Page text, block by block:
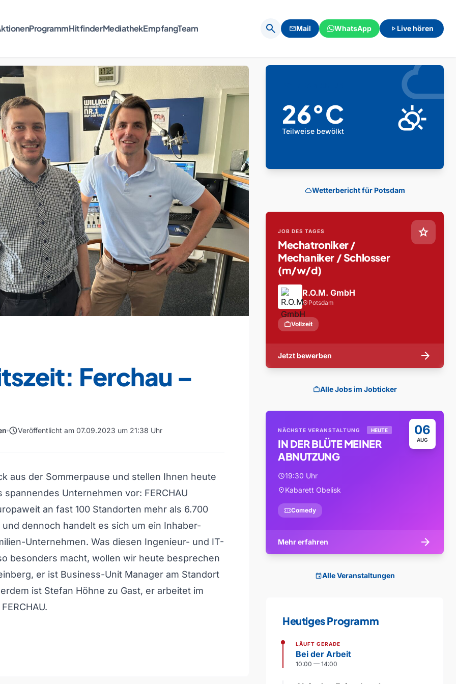
ProgrammHitfinderMediathekEmpfangTeam search mailMail WhatsApp play_arrow Live hören
Ferchau –
scheduleVeröffentlicht am 07.09.2023 um 21:38 Uhr
aus der Sommerpause und stellen Ihnen heute
spannendes Unternehmen vor: FERCHAU
an fast 100 Standorten mehr als 6.700
dennoch handelt es sich um ein Inhaber-
Unternehmen. Was diesen Ingenieur- und IT-
besonders macht, wollen wir heute besprechen
er ist Business-Unit Manager am Standort
ist Stefan Höhne zu Gast, er arbeitet im
26°C
Teilweise bewölkt partly_cloudy_day
cloudWetterbericht für Potsdam
star
JOB DES TAGES
Mechatroniker /
Mechaniker / Schlosser
(m/w/d)
R.O.M. GmbH
location_on Potsdam
workVollzeit
Jetzt bewerben arrow_forward
workAlle Jobs im Jobticker
06
AUG
NÄCHSTE VERANSTALTUNG HEUTE
IN DER BLÜTE MEINER
ABNUTZUNG
schedule19:30 Uhr
location_onKabarett Obelisk
confirmation_numberComedy
Mehr erfahren arrow_forward
eventAlle Veranstaltungen
Heutiges Programm
LÄUFT GERADE
Bei der Arbeit
10:00 — 14:00